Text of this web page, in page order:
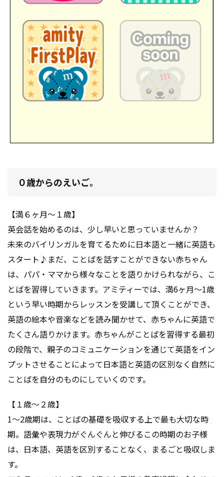
０歳からのえいご。
【満６ヶ月～１歳】
英会話を始めるのは、少し早いと思っていませんか？
未来のバイリンガルを育てるために日本語と一緒に英語も
スタート♪まだ、ことばを話すことができない赤ちゃん
は、パパ・ママから様々なことを語りかけられながら、こ
とばを習得していきます。アミティーでは、満6ヶ月～1歳
という早い時期からレッスンを受講して頂くことができ、
英語の絵本や音楽などを読み聞かせて、赤ちゃんに英語で
たくさん語りかけます。赤ちゃんがことばを習得する最初
の段階で、親子のコミュニケーションを通じて英語をイン
プットさせることによって日本語と英語の区別なく自然に
ことばを自分のものにしていくのです。
【１歳～２歳】
1～2歳期は、ことばの基礎を吸収する上で最も大切な時
期。語彙や表現力がぐんぐんと伸びるこの時期のお子様
は、日本語、英語を区別することなく、まるごと吸収しま
す。